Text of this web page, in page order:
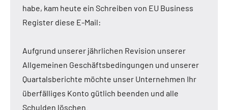
habe, kam heute ein Schreiben von EU Business
Register diese E-Mail:
Aufgrund unserer jährlichen Revision unserer
Allgemeinen Geschäftsbedingungen und unserer
Quartalsberichte möchte unser Unternehmen Ihr
überfälliges Konto gütlich beenden und alle
Schulden löschen.